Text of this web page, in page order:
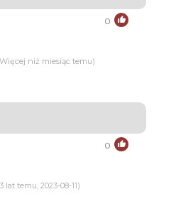
0
niż miesiąc temu)
0
temu, 2023-08-11)